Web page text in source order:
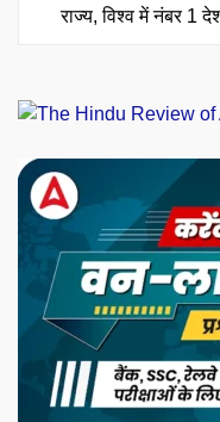
राज्य, विश्व में नंबर 1